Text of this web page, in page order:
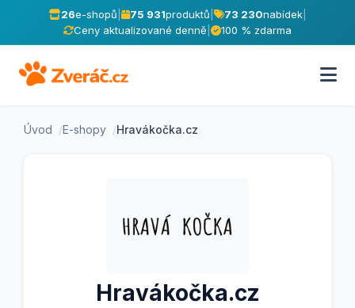
26e-shopů 75 931produktů 73 230nabídek|
Ceny aktualizované denně
100 % zdarma
Úvod E-shopy Hravákočka.cz
Hravákočka.cz